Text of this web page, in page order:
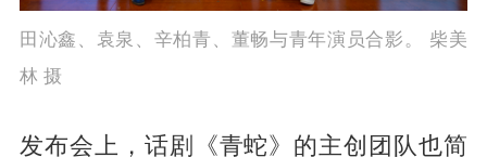
田沁鑫、袁泉、辛柏青、董畅与青年演员合影。 柴美
林 摄
发布会上，话剧《青蛇》的主创团队也简